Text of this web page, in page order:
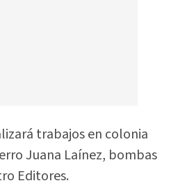
trabajos en colonia
Juana Laínez, bombas
Editores.